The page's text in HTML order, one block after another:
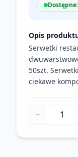
Opis
Serwetki
50szt.
ciekawe
−